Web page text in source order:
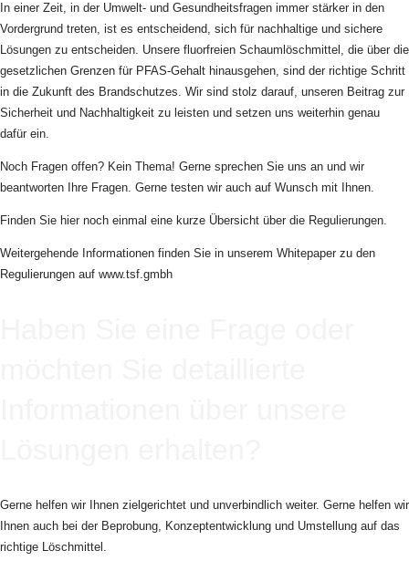
In einer Zeit, in der Umwelt- und Gesundheitsfragen immer stärker in den
Vordergrund treten, ist es entscheidend, sich für nachhaltige und sichere
Lösungen zu entscheiden. Unsere fluorfreien Schaumlöschmittel, die über die
gesetzlichen Grenzen für PFAS-Gehalt hinausgehen, sind der richtige Schritt
in die Zukunft des Brandschutzes. Wir sind stolz darauf, unseren Beitrag zur
Sicherheit und Nachhaltigkeit zu leisten und setzen uns weiterhin genau
dafür ein.
Noch Fragen offen? Kein Thema! Gerne sprechen Sie uns an und wir
beantworten Ihre Fragen. Gerne testen wir auch auf Wunsch mit Ihnen.
Finden Sie hier noch einmal eine kurze Übersicht über die Regulierungen.
Weitergehende Informationen finden Sie in unserem Whitepaper zu den
Regulierungen auf www.tsf.gmbh
Gerne helfen wir Ihnen zielgerichtet und unverbindlich weiter. Gerne helfen wir
Ihnen auch bei der Beprobung, Konzeptentwicklung und Umstellung auf das
richtige Löschmittel.